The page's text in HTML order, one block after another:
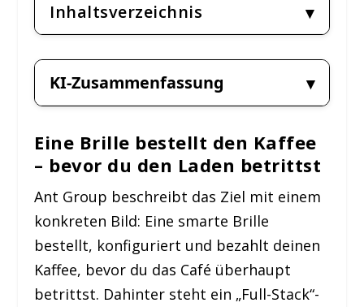
Inhaltsverzeichnis
KI-Zusammenfassung
Eine Brille bestellt den Kaffee
– bevor du den Laden betrittst
Ant Group beschreibt das Ziel mit einem
konkreten Bild: Eine smarte Brille
bestellt, konfiguriert und bezahlt deinen
Kaffee, bevor du das Café überhaupt
betrittst. Dahinter steht ein „Full-Stack“-